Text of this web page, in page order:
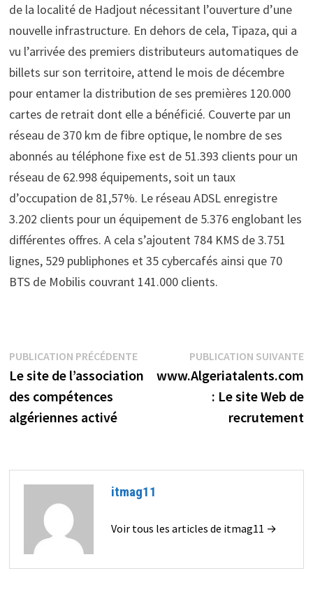
de la localité de Hadjout nécessitant l’ouverture d’une
nouvelle infrastructure. En dehors de cela, Tipaza, qui a
vu l’arrivée des premiers distributeurs automatiques de
billets sur son territoire, attend le mois de décembre
pour entamer la distribution de ses premières 120.000
cartes de retrait dont elle a bénéficié. Couverte par un
réseau de 370 km de fibre optique, le nombre de ses
abonnés au téléphone fixe est de 51.393 clients pour un
réseau de 62.998 équipements, soit un taux
d’occupation de 81,57%. Le réseau ADSL enregistre
3.202 clients pour un équipement de 5.376 englobant les
différentes offres. A cela s’ajoutent 784 KMS de 3.751
lignes, 529 publiphones et 35 cybercafés ainsi que 70
BTS de Mobilis couvrant 141.000 clients.
Navigation
de
l’article
PUBLICATION PRÉCÉDENTEPublication
précédente :
Le site de l’association
des compétences
algériennes activé
PUBLICATION SUIVANTE
www.Algeriatalents.com
: Le site Web de
recrutement
itmag11
Voir tous les articles de itmag11 →